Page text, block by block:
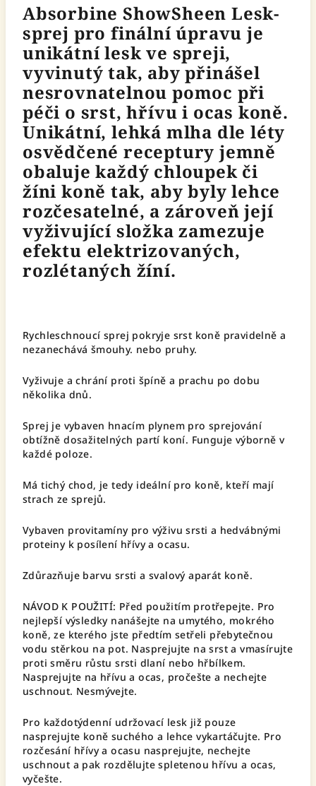
Absorbine ShowSheen Lesk-
sprej pro finální úpravu je
unikátní lesk ve spreji,
vyvinutý tak, aby přinášel
nesrovnatelnou pomoc při
péči o srst, hřívu i ocas koně.
Unikátní, lehká mlha dle léty
osvědčené receptury jemně
obaluje každý chloupek či
žíni koně tak, aby byly lehce
rozčesatelné, a zároveň její
vyživující složka zamezuje
efektu elektrizovaných,
rozlétaných žíní.
Rychleschnoucí sprej pokryje srst koně pravidelně a
nezanechává šmouhy. nebo pruhy.
Vyživuje a chrání proti špíně a prachu po dobu
několika dnů.
Sprej je vybaven hnacím plynem pro sprejování
obtížně dosažitelných partí koní. Funguje výborně v
každé poloze.
Má tichý chod, je tedy ideální pro koně, kteří mají
strach ze sprejů.
Vybaven provitamíny pro výživu srsti a hedvábnými
proteiny k posílení hřívy a ocasu.
Zdůrazňuje barvu srsti a svalový aparát koně.
NÁVOD K POUŽITÍ: Před použitím protřepejte. Pro
nejlepší výsledky nanášejte na umytého, mokrého
koně, ze kterého jste předtím setřeli přebytečnou
vodu stěrkou na pot. Nasprejujte na srst a vmasírujte
proti směru růstu srsti dlaní nebo hřbílkem.
Nasprejujte na hřívu a ocas, pročešte a nechejte
uschnout. Nesmývejte.
Pro každotýdenní udržovací lesk již pouze
nasprejujte koně suchého a lehce vykartáčujte. Pro
rozčesání hřívy a ocasu nasprejujte, nechejte
uschnout a pak rozdělujte spletenou hřívu a ocas,
vyčešte.